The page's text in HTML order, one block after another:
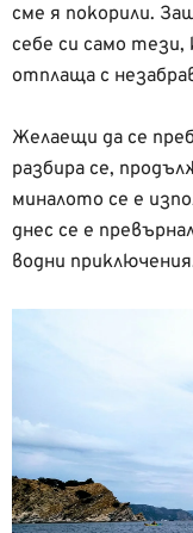
сме я покорили.
себе си само
отплаща с
Желаещи да се
разбира се,
миналото се е
днес се е
водни